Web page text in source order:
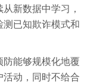
新数据中学习，
已知欺诈模式和
能够规模化地覆
动，同时不给合